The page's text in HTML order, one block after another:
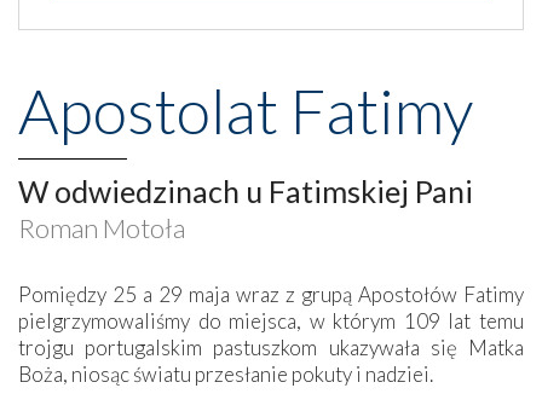
Apostolat Fatimy
W odwiedzinach u Fatimskiej Pani
Roman Motoła
Pomiędzy 25 a 29 maja wraz z grupą Apostołów Fatimy
pielgrzymowaliśmy do miejsca, w którym 109 lat temu
trojgu portugalskim pastuszkom ukazywała się Matka
Boża, niosąc światu przesłanie pokuty i nadziei.